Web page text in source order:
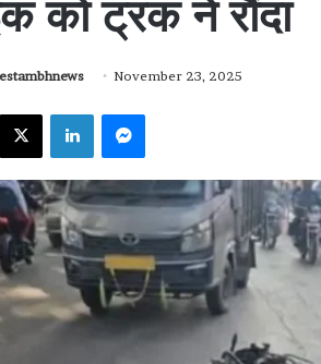
को ट्रक ने रौंदा
November 23, 2025
X LinkedIn